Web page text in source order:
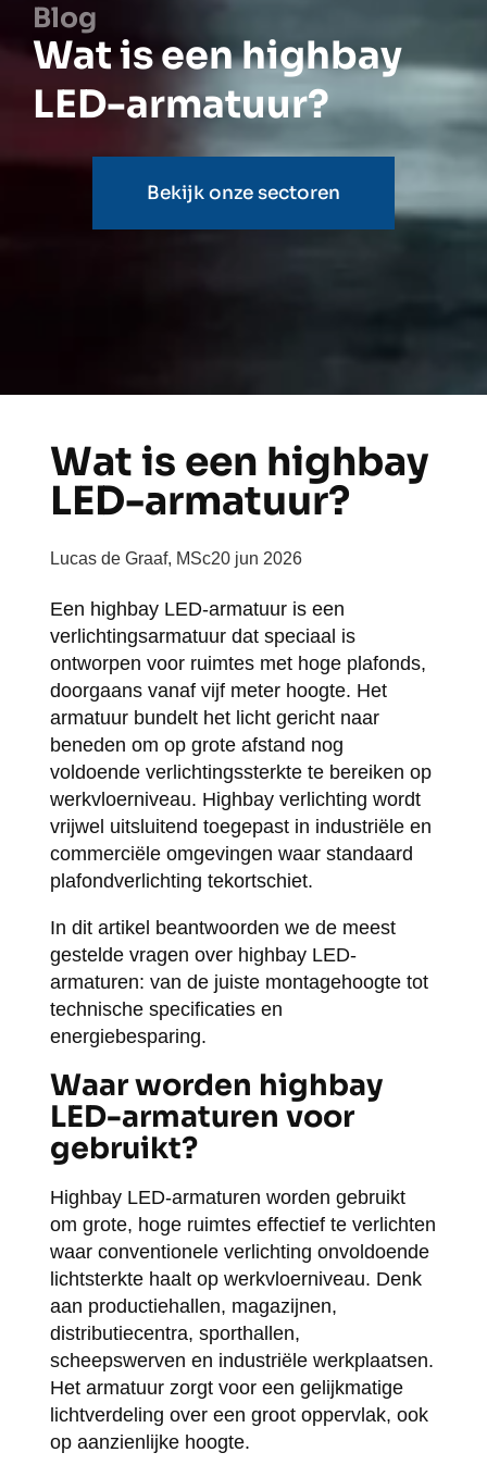
Blog
Wat is een highbay
LED-armatuur?
Bekijk onze sectoren
Wat is een highbay
LED-armatuur?
Lucas de Graaf, MSc20 jun 2026
Een highbay LED-armatuur is een
verlichtingsarmatuur dat speciaal is
ontworpen voor ruimtes met hoge plafonds,
doorgaans vanaf vijf meter hoogte. Het
armatuur bundelt het licht gericht naar
beneden om op grote afstand nog
voldoende verlichtingssterkte te bereiken op
werkvloerniveau. Highbay verlichting wordt
vrijwel uitsluitend toegepast in industriële en
commerciële omgevingen waar standaard
plafondverlichting tekortschiet.
In dit artikel beantwoorden we de meest
gestelde vragen over highbay LED-
armaturen: van de juiste montagehoogte tot
technische specificaties en
energiebesparing.
Waar worden highbay
LED-armaturen voor
gebruikt?
Highbay LED-armaturen worden gebruikt
om grote, hoge ruimtes effectief te verlichten
waar conventionele verlichting onvoldoende
lichtsterkte haalt op werkvloerniveau. Denk
aan productiehallen, magazijnen,
distributiecentra, sporthallen,
scheepswerven en industriële werkplaatsen.
Het armatuur zorgt voor een gelijkmatige
lichtverdeling over een groot oppervlak, ook
op aanzienlijke hoogte.